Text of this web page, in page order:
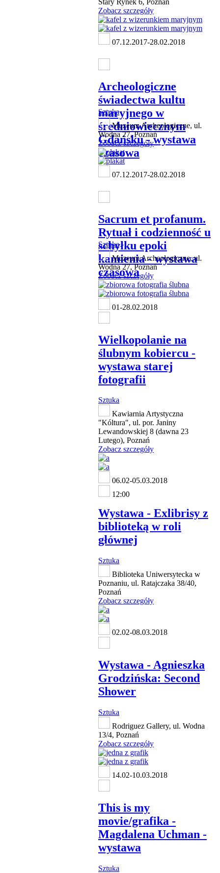
Stary Rynek 6, Poznań
Zobacz szczegóły
07.12.2017-28.02.2018
Archeologiczne
świadectwa kultu
maryjnego w
średniowiecznym
Gdańsku - wystawa
czasowa
Sztuka
Muzeum Archeologiczne, ul.
Wodna 27, Poznań
Zobacz szczegóły
07.12.2017-28.02.2018
Sacrum et profanum.
Rytuał i codzienność u
schyłku epoki
kamienia - wystawa
czasowa
Sztuka
Muzeum Archeologiczne, ul.
Wodna 27, Poznań
Zobacz szczegóły
01-28.02.2018
Wielkopolanie na
ślubnym kobiercu -
wystawa starej
fotografii
Sztuka
Kawiarnia Artystyczna
"Kóltura", ul. por. Janiny
Lewandowskiej 8 (dawna 23
Lutego), Poznań
Zobacz szczegóły
06.02-05.03.2018
12:00
Wystawa - Exlibrisy z
biblioteką w roli
głównej
Sztuka
Biblioteka Uniwersytecka w
Poznaniu, ul. Ratajczaka 38/40,
Poznań
Zobacz szczegóły
02.02-08.03.2018
Wystawa - Agnieszka
Grodzińska: Second
Shower
Sztuka
Rodriguez Gallery, ul. Wodna
13/4, Poznań
Zobacz szczegóły
14.02-10.03.2018
This is my
movie/grafika -
Magdalena Uchman -
wystawa
Sztuka